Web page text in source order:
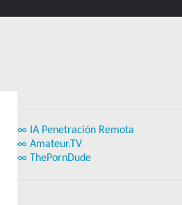
∞ IA Penetración Remota
∞ Amateur.TV
∞ ThePornDude